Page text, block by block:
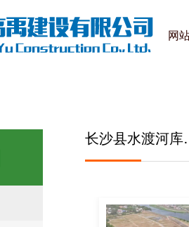
网
长沙县水渡河